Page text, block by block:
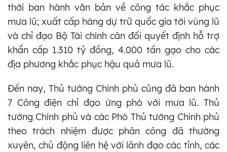
thời ban hành văn bản về công tác khắc phục
mưa lũ; xuất cấp hàng dự trữ quốc gia tới vùng lũ
và chỉ đạo Bộ Tài chính cân đối quyết định hỗ trợ
khẩn cấp 1.310 tỷ đồng, 4.000 tấn gạo cho các
địa phương khắc phục hậu quả mưa lũ.
Đến nay, Thủ tướng Chính phủ cũng đã ban hành
7 Công điện chỉ đạo ứng phó với mưa lũ. Thủ
tướng Chính phủ và các Phó Thủ tướng Chính phủ
theo trách nhiệm được phân công đã thường
xuyên, chủ động liên hệ với lãnh đạo các tỉnh, các